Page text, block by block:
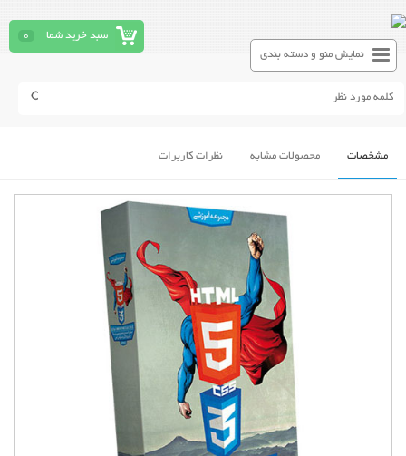
سبد خرید شما
0
نمایش منو و دسته بندی
مشخصات محصولات مشابه نظرات کاربرات